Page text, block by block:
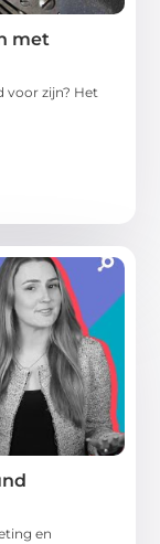
met
voor zijn? Het
en